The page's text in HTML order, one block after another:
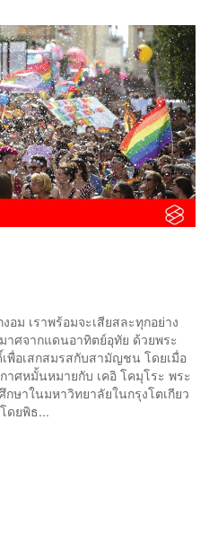
อม เราพร้อมจะเสียสละทุกอย่าง
าศจากแดนอาทิตย์อุทัย ด้วยพระ
พื่อเสกสมรสกับสามัญชน โดยเมื่อ
ศหมั้นหมายกับ เคอิ โคมุโระ พระ
าในมหาวิทยาลัยในกรุงโตเกียว
ดยพิธ...